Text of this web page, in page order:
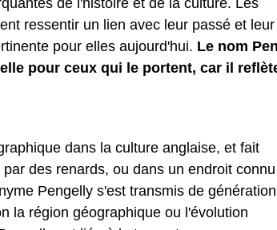
de l'histoire et de la culture. Les
ressentir un lien avec leur passé et leur
pour elles aujourd'hui. Le nom
pour ceux qui le portent, car il
dans la culture anglaise, et fait
des renards, ou dans un endroit
Pengelly s'est transmis de
la région géographique ou l'évolution